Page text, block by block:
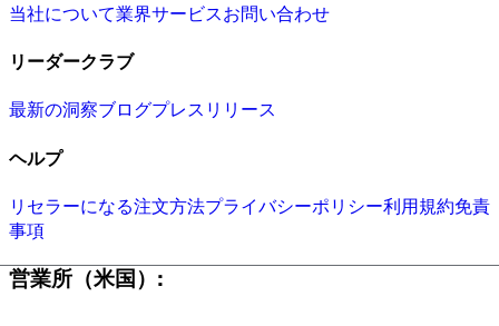
当社について業界サービスお問い合わせ
リーダークラブ
最新の洞察ブログプレスリリース
ヘルプ
リセラーになる注文方法プライバシーポリシー利用規約免責
事項
営業所（米国）: